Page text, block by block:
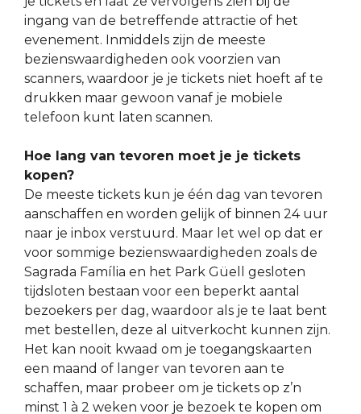
ingang van de betreffende attractie of het
evenement. Inmiddels zijn de meeste
bezienswaardigheden ook voorzien van
scanners, waardoor je je tickets niet hoeft af te
drukken maar gewoon vanaf je mobiele
telefoon kunt laten scannen.
Hoe lang van tevoren moet je je tickets
kopen?
De meeste tickets kun je één dag van tevoren
aanschaffen en worden gelijk of binnen 24 uur
naar je inbox verstuurd. Maar let wel op dat er
voor sommige bezienswaardigheden zoals de
Sagrada Família en het Park Güell gesloten
tijdsloten bestaan voor een beperkt aantal
bezoekers per dag, waardoor als je te laat bent
met bestellen, deze al uitverkocht kunnen zijn.
Het kan nooit kwaad om je toegangskaarten
een maand of langer van tevoren aan te
schaffen, maar probeer om je tickets op z’n
minst 1 à 2 weken voor je bezoek te kopen om